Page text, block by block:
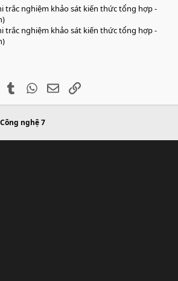
trắc nghiệm khảo sát kiến thức tổng hợp -
trắc nghiệm khảo sát kiến thức tổng hợp -
PinterestTumblr WhatsApp
EmailLink
nghệ 7